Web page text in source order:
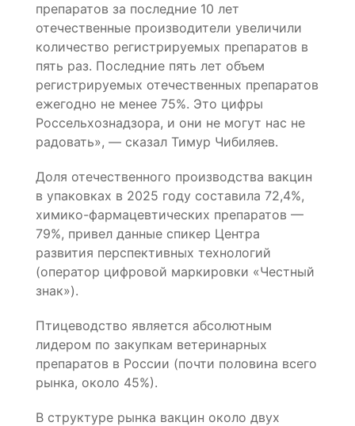
препаратов за последние 10 лет
отечественные производители увеличили
количество регистрируемых препаратов в
пять раз. Последние пять лет объем
регистрируемых отечественных препаратов
ежегодно не менее 75%. Это цифры
Россельхознадзора, и они не могут нас не
радовать», — сказал Тимур Чибиляев.
Доля отечественного производства вакцин
в упаковках в 2025 году составила 72,4%,
химико-фармацевтических препаратов —
79%, привел данные спикер Центра
развития перспективных технологий
(оператор цифровой маркировки «Честный
знак»).
Птицеводство является абсолютным
лидером по закупкам ветеринарных
препаратов в России (почти половина всего
рынка, около 45%).
В структуре рынка вакцин около двух